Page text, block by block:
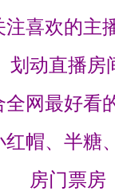
注喜欢的主
划动直播房
全网最好看
红帽、半糖
房门票房